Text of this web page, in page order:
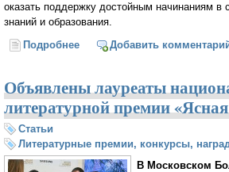
оказать поддержку достойным начинаниям в
знаний и образования.
Подробнее о Патриарх Кирилл вручил
Добавить
Объявлены лауреаты
литературной премии
Статьи
Литературные премии, конкурсы,
В Московском